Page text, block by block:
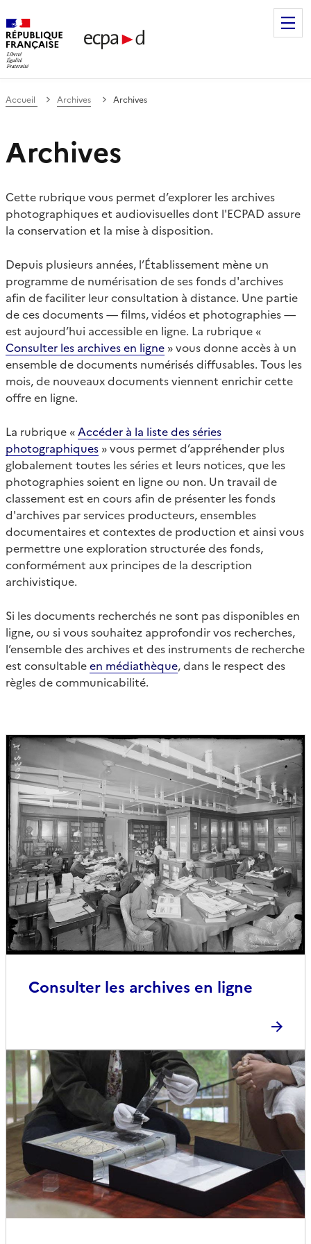
de communication et de production
Accueil Archives Archives
Archives
Cette rubrique vous permet d’explorer les archives
photographiques et audiovisuelles dont l'ECPAD assure
la conservation et la mise à disposition.
Depuis plusieurs années, l’Établissement mène un
programme de numérisation de ses fonds d'archives
afin de faciliter leur consultation à distance. Une partie
de ces documents — films, vidéos et photographies —
est aujourd’hui accessible en ligne. La rubrique «
Consulter les archives en ligne » vous donne accès à un
ensemble de documents numérisés diffusables. Tous les
mois, de nouveaux documents viennent enrichir cette
offre en ligne.
La rubrique « Accéder à la liste des séries
photographiques » vous permet d’appréhender plus
globalement toutes les séries et leurs notices, que les
photographies soient en ligne ou non. Un travail de
classement est en cours afin de présenter les fonds
d'archives par services producteurs, ensembles
documentaires et contextes de production et ainsi vous
permettre une exploration structurée des fonds,
conformément aux principes de la description
archivistique.
Si les documents recherchés ne sont pas disponibles en
ligne, ou si vous souhaitez approfondir vos recherches,
l’ensemble des archives et des instruments de recherche
est consultableen médiathèque, dans le respect des
règles de communicabilité.
Consulter les archives en ligne